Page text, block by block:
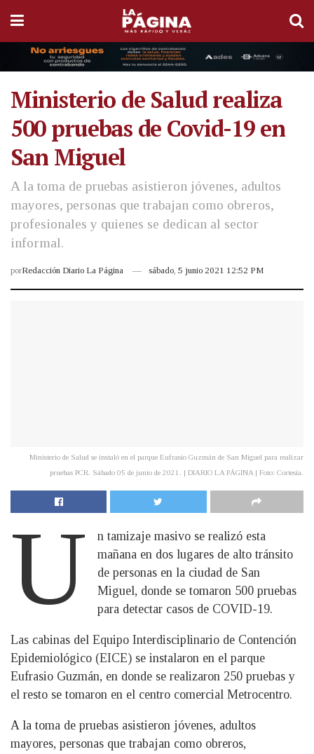
Ministerio de Salud realiza
500 pruebas de Covid-19 en
San Miguel
A la toma de pruebas asistieron jóvenes, adultos
mayores, personas que trabajan como obreros,
profesionales y quienes se dedican al sector
informal.
porRedacción Diario La Página sábado, 5 junio 2021 12:52 PM
Ministerio de Salud se instaló en el parque Eufrasio Guzmán de San Miguel para realizar
pruebas PCR. Sábado 05 de junio de 2021. | DIARIO LA PÁGINA | Foto: Cortesía.
U
n tamizaje masivo se realizó esta
mañana en dos lugares de alto tránsito
de personas en la ciudad de San
Miguel, donde se tomaron 500 pruebas
para detectar casos de COVID-19.
Las cabinas del Equipo Interdisciplinario de Contención
Epidemiológico (EICE) se instalaron en el parque
Eufrasio Guzmán, en donde se realizaron 250 pruebas y
el resto se tomaron en el centro comercial Metrocentro.
A la toma de pruebas asistieron jóvenes, adultos
mayores, personas que trabajan como obreros,